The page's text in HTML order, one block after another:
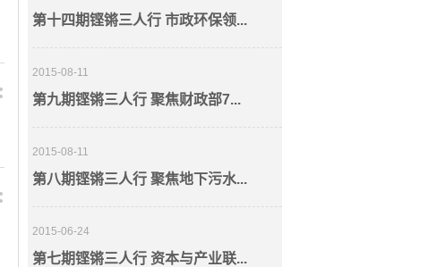
第十四期铿锵三人行 市政环保领...
2015-08-11
第九期铿锵三人行 聚焦财政部7...
2015-08-11
第八期铿锵三人行 聚焦地下污水...
2015-06-24
第七期铿锵三人行 资本与产业联...